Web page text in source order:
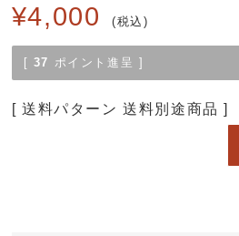
¥4,000 税込
[ 37 ポイント進呈 ]
送料パターン 送料別途商品